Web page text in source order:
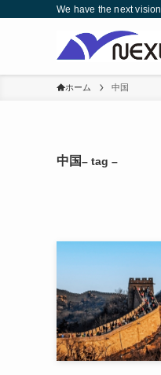
We have the next vision.
ホーム 中国
中国– tag –